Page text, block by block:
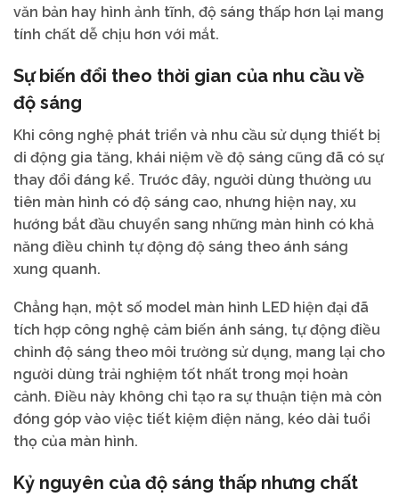
văn bản hay hình ảnh tĩnh, độ sáng thấp hơn lại mang
tính chất dễ chịu hơn với mắt.
Sự biến đổi theo thời gian của nhu cầu về
độ sáng
Khi công nghệ phát triển và nhu cầu sử dụng thiết bị
di động gia tăng, khái niệm về độ sáng cũng đã có sự
thay đổi đáng kể. Trước đây, người dùng thường ưu
tiên màn hình có độ sáng cao, nhưng hiện nay, xu
hướng bắt đầu chuyển sang những màn hình có khả
năng điều chỉnh tự động độ sáng theo ánh sáng
xung quanh.
Chẳng hạn, một số model màn hình LED hiện đại đã
tích hợp công nghệ cảm biến ánh sáng, tự động điều
chỉnh độ sáng theo môi trường sử dụng, mang lại cho
người dùng trải nghiệm tốt nhất trong mọi hoàn
cảnh. Điều này không chỉ tạo ra sự thuận tiện mà còn
đóng góp vào việc tiết kiệm điện năng, kéo dài tuổi
thọ của màn hình.
Kỷ nguyên của độ sáng thấp nhưng chất